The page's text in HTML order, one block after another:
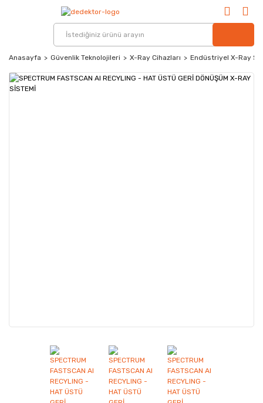
Anasayfa Güvenlik Teknolojileri X-Ray Cihazları Endüstriyel X-Ray